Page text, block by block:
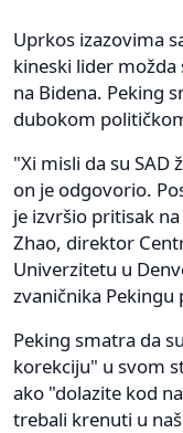
Uprkos izazovima
kineski lider možda
na Bidena. Peking
dubokom
"Xi misli da su SAD
on je odgovorio.
je izvršio pritisak
Zhao, direktor
Univerzitetu u
zvaničnika Pekingu
Peking smatra da
korekciju" u svom
ako "dolazite kod
trebali krenuti u